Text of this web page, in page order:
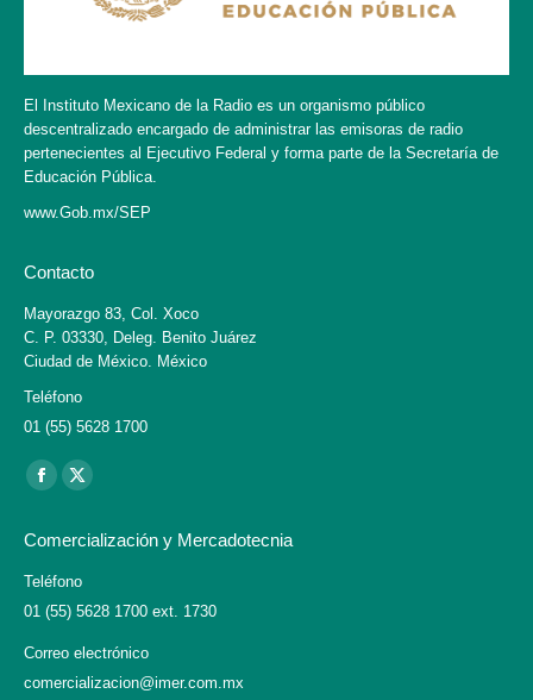
El Instituto Mexicano de la Radio es un organismo público
descentralizado encargado de administrar las emisoras de radio
pertenecientes al Ejecutivo Federal y forma parte de la Secretaría de
Educación Pública.
www.Gob.mx/SEP
Contacto
Mayorazgo 83, Col. Xoco
C. P. 03330, Deleg. Benito Juárez
Ciudad de México. México
Teléfono
01 (55) 5628 1700
Encuéntranos en:
Facebook
opens
in
new
window
X
opens
in
new
window
Comercialización y Mercadotecnia
Teléfono
01 (55) 5628 1700 ext. 1730
Correo electrónico
comercializacion@imer.com.mx